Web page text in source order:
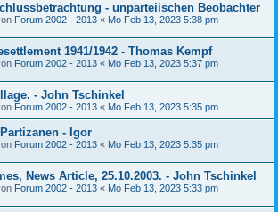
- unparteiischen Beobachter
Forum 2002 - 2013 « Mo Feb 13, 2023 5:38 pm
1941/1942 - Thomas Kempf
Forum 2002 - 2013 « Mo Feb 13, 2023 5:37 pm
- John Tschinkel
Forum 2002 - 2013 « Mo Feb 13, 2023 5:35 pm
- Igor
Forum 2002 - 2013 « Mo Feb 13, 2023 5:35 pm
News Article, 25.10.2003. - John Tschinkel
Forum 2002 - 2013 « Mo Feb 13, 2023 5:33 pm